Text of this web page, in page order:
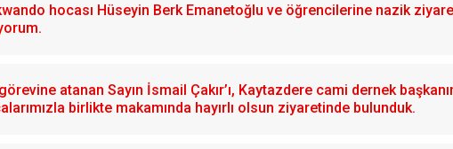
hocası Hüseyin Berk Emanetoğlu ve öğrencilerine nazik
atanan Sayın İsmail Çakır’ı, Kaytazdere cami dernek
birlikte makamında hayırlı olsun ziyaretinde bulunduk.